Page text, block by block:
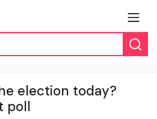
election today?
poll